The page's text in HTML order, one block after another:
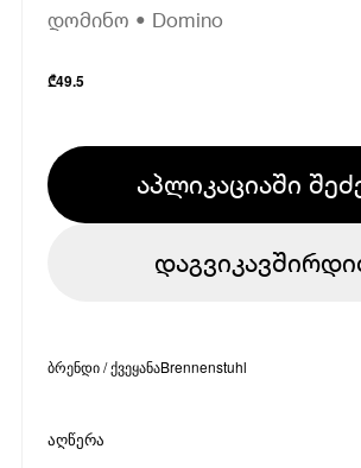
დომინო • Domino
₾49.5
აპლიკაციაში
ბრენდი / ქვეყანაBrennenstuhl
აღწერა